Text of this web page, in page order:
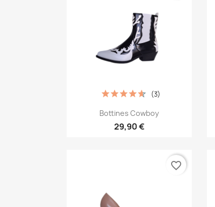
Aperçu rapide
Bottines Cowboy
29,90 €
(3)
favorite_border